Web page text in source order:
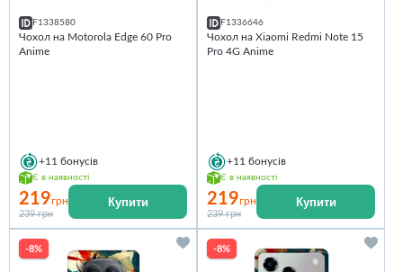
F1338580
Чохол на Motorola Edge 60 Pro
Anime
+11 бонусів
Є в наявності
219грн
239 грн
Купити
F1336646
Чохол на Xiaomi Redmi Note 15
Pro 4G Anime
+11 бонусів
Є в наявності
219грн
239 грн
Купити
-8% -8%